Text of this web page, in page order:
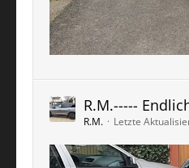
R.M.-----
R.M. Letzte